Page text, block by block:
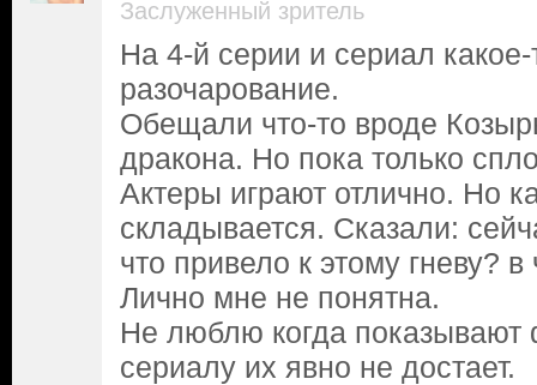
Заслуженный зритель
На 4-й серии и сериал
разочарование.
Обещали что-то вроде
дракона. Но пока только
Актеры играют отлично. Но
складывается. Сказали:
что привело к этому гневу?
Лично мне не понятна.
Не люблю когда показывают
сериалу их явно не достает.